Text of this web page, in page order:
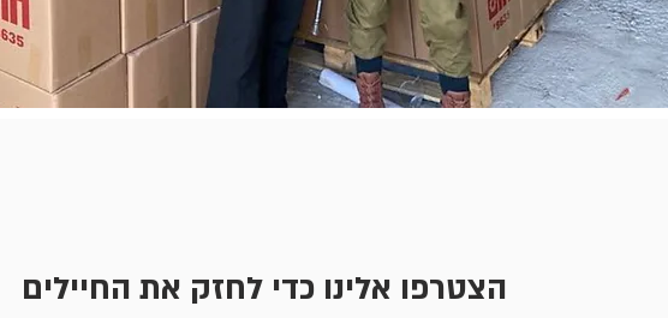
הצטרפו אלינו כדי לחזק את החיילים